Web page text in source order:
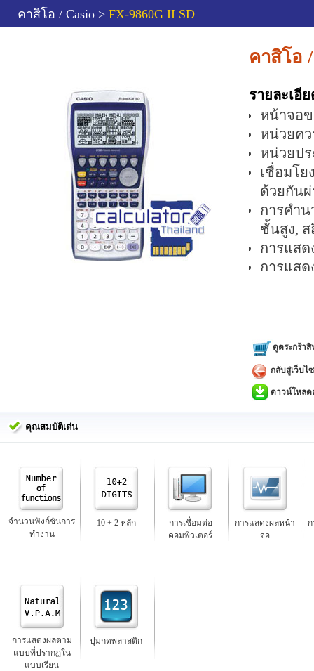
คาสิโอ / Casio > FX-9860G II SD
คาสิโอ
รายละเอี
หน้าจอ
หน่วยคว
หน่วยปร
เชื่อมโย
ด้วยกัน
การคำ
ชั้นสูง,
การแสด
การแสด
กราฟแล
การคำ
การแก้ส
การคำน
การคำน
การคำน
ระหว่าง
ดูตระกร้า
กลับสู่เว็บไ
ดาวน์โหลด
คุณสมบัติเด่น
จำนวนฟังก์ชันการ
ทำงาน
10 + 2 หลัก
การเชื่อมต่อ
คอมพิวเตอร์
การแสดงผลหน้า
จอ
การแสดงผลตาม
แบบที่ปรากฏใน
แบบเรียน
ปุ่มกดพลาสติก